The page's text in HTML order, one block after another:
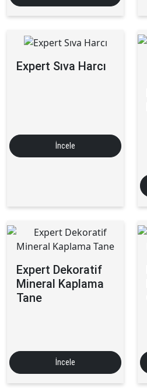
Expert Sıva Harcı
İncele
Expert Dekoratif
Mineral Kaplama
Tane
İncele